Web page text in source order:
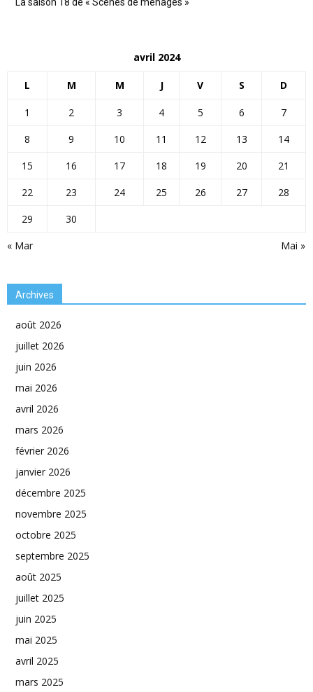
avril 2024
L M M J V S D
« Mar Mai »
1 2 3 4 5 6
7
8
9 10 11 12 13
14
15
16 17 18 19 20
21
22
23 24 25 26 27
28
29
30
Archives
août 2026
juillet 2026
juin 2026
mai 2026
avril 2026
mars 2026
février 2026
janvier 2026
décembre 2025
novembre 2025
octobre 2025
septembre 2025
août 2025
juillet 2025
juin 2025
mai 2025
avril 2025
mars 2025